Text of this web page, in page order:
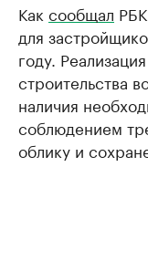
Как сообщал
для
году.
строительства
наличия
соблюдением
облику и